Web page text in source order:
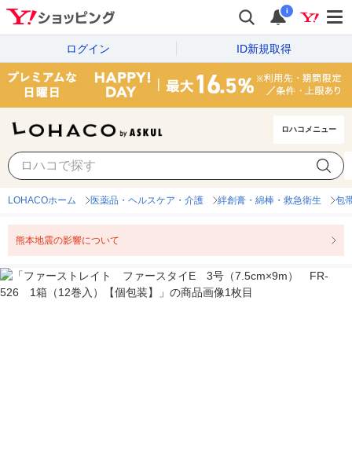
i
ログイン ID新規取得
ロハコメニュー
LOHACOホーム 医薬品・ヘルスケア・介護 絆創膏・綿棒・救急衛生 包
熊本地震の影響について